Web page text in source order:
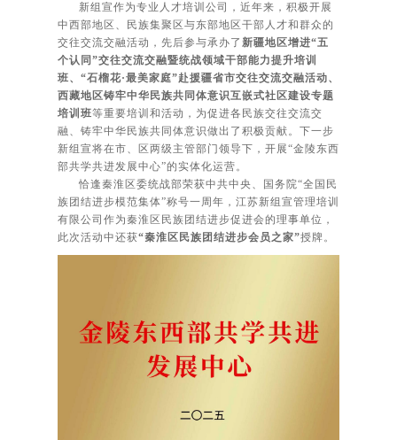
新组宣作为专业人才培训公司，近年来，积极开展
中西部地区、民族集聚区与东部地区干部人才和群众的
交往交流交融活动，先后参与承办了 新疆地区增进“五
个认同”交往交流交融暨统战领域干部能力提升培训
班、“石榴花·最美家庭”赴援疆省市交往交流交融活动、
西藏地区铸牢中华民族共同体意识互嵌式社区建设专题
培训班等重要培训和活动，为促进各民族交往交流交
融、铸牢中华民族共同体意识做出了积极贡献。下一步
新组宣将在市、区两级主管部门领导下，开展“金陵东西
部共学共进发展中心”的实体化运营。
恰逢秦淮区委统战部荣获中共中央、国务院“全国民
族团结进步模范集体”称号一周年，江苏新组宣管理培训
有限公司作为秦淮区民族团结进步促进会的理事单位，
此次活动中还获“秦淮区民族团结进步会员之家”授牌。